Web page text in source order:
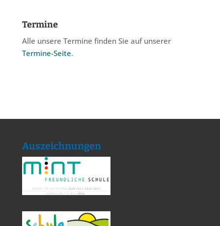
Termine
Alle unsere Termine finden Sie auf unserer
Termine-Seite.
Auszeichnungen